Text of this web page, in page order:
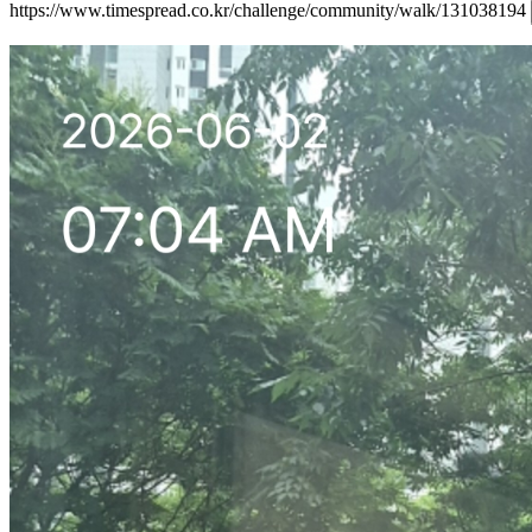
https://www.timespread.co.kr/challenge/community/walk/131038194